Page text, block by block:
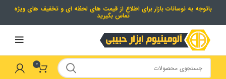
باتوجه به نوسانات بازار برای اطلاع از قیمت های لحظه ای و تخفیف های ویژه
تماس بگیرید
0